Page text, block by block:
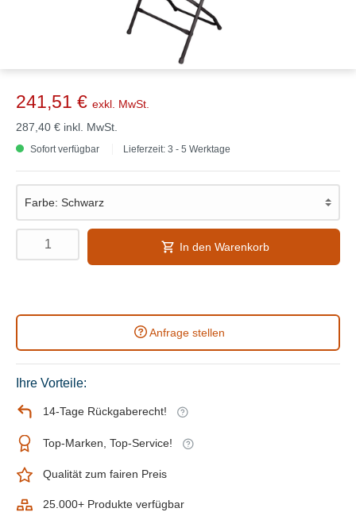
241,51 € exkl. MwSt.
287,40 € inkl. MwSt.
Sofort verfügbar Lieferzeit: 3 - 5 Werktage
In den Warenkorb
Anfrage stellen
Ihre Vorteile:
14-Tage Rückgaberecht!
Top-Marken, Top-Service!
Qualität zum fairen Preis
25.000+ Produkte verfügbar